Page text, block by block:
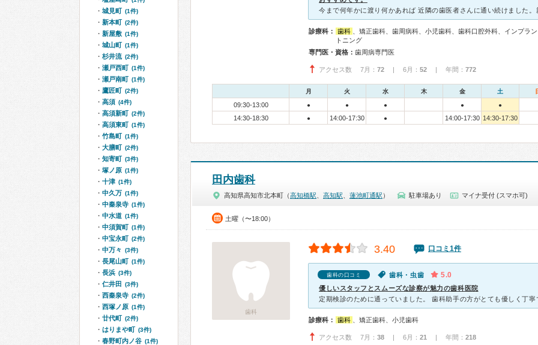
診療科： 歯科
、矯正歯科、歯周病科、小児歯科、歯科口腔外科、インプラ
トニング
専門医・資格： 歯周病専門医
アクセス数 7月： 72 | 6月： 52 | 年間： 772
月 火 水 木 金 土
09:30-13:00 ● ● ● ● ●
14:30-18:30 ● 14:00-17:30 ● 14:00-17:30 14:30-17:30
田内歯科
高知県高知市北本町（高知橋駅 高知駅 蓮池町通駅 ） 駐車場あり マイナ受付 (スマホ可)
土曜（〜18:00）
歯科
3.40 口コミ1件
歯科の口コミ 歯科・虫歯 5.0
優しいスタッフとスムーズな診察が魅力の歯科医院
診療科： 歯科 、矯正歯科、小児歯科
アクセス数 7月： 38 | 6月： 21 | 年間： 218
城見町 (1件)
新本町 (2件)
新屋敷 (1件)
城山町 (1件)
杉井流 (2件)
瀬戸西町 (1件)
瀬戸南町 (1件)
鷹匠町 (2件)
高須 (4件)
高須新町 (2件)
高須東町 (1件)
竹島町 (1件)
大膳町 (2件)
知寄町 (3件)
塚ノ原 (1件)
十津 (1件)
中久万 (1件)
中秦泉寺 (1件)
中水道 (1件)
中須賀町 (1件)
中宝永町 (2件)
中万々 (3件)
長尾山町 (1件)
長浜 (3件)
仁井田 (3件)
西秦泉寺 (2件)
西塚ノ原 (1件)
廿代町 (2件)
はりまや町 (3件)
春野町内ノ谷 (1件)